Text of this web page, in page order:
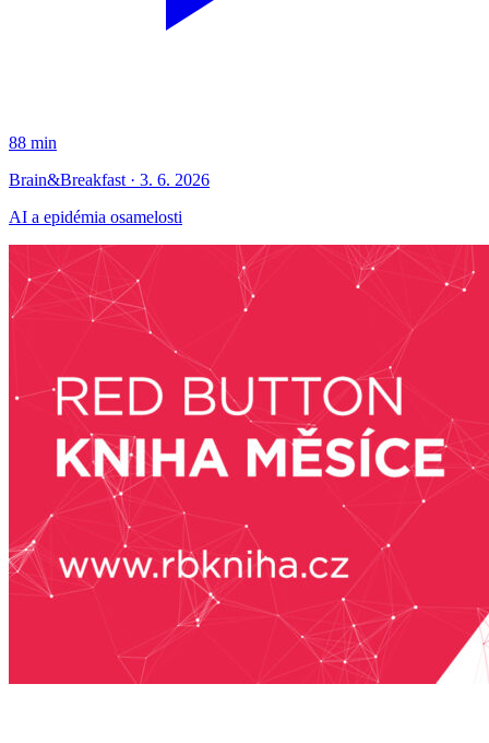
88 min
Brain&Breakfast · 3. 6. 2026
AI a epidémia osamelosti